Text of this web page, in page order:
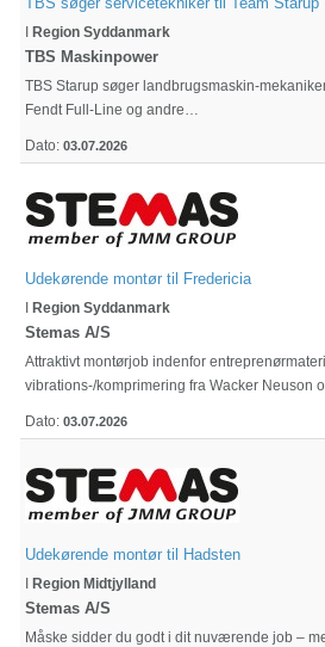
I Region Syddanmark
TBS Maskinpower
TBS Starup søger landbrugsmaskin-
Fendt Full-Line og andre…
Dato: 03.07.2026
Udekørende montør til Fredericia
I Region Syddanmark
Stemas A/S
Attraktivt montørjob indenfor
vibrations-/komprimering fra Wacker Neuson
Dato: 03.07.2026
Udekørende montør til Hadsten
I Region Midtjylland
Stemas A/S
Måske sidder du godt i dit nuværende job –